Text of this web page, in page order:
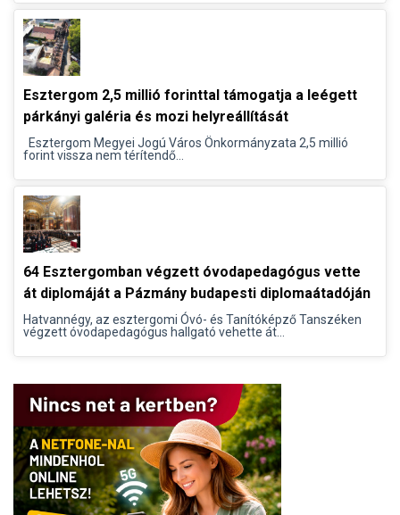
Esztergom 2,5 millió forinttal támogatja a leégett
párkányi galéria és mozi helyreállítását
Esztergom Megyei Jogú Város Önkormányzata 2,5 millió
forint vissza nem térítendő...
64 Esztergomban végzett óvodapedagógus vette
át diplomáját a Pázmány budapesti diplomaátadóján
Hatvannégy, az esztergomi Óvó- és Tanítóképző Tanszéken
végzett óvodapedagógus hallgató vehette át...